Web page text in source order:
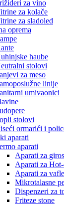
za vino
za kolače
za sladoled
oprema
haube
stolovi
za meso
linije
umivaonici
stolovi
ormarići i
aparati
aparati
Aparati za giros
Aparati za
Aparati za vafle
Mikrotalasne
Dispenzeri za
Friteze stone